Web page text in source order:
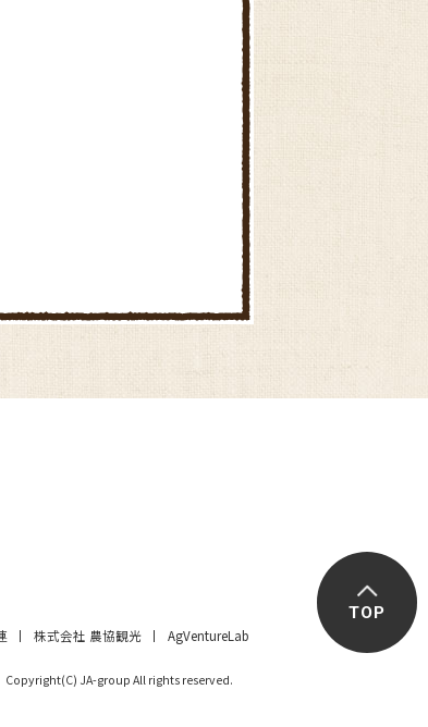
株式会社 農協観光 AgVentureLab
Copyright(C) JA-group All rights reserved.
TOP